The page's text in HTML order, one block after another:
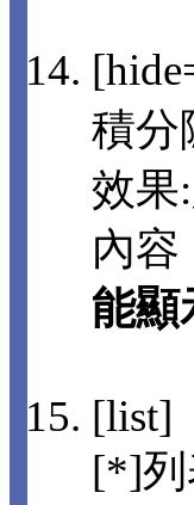
積分
效果
內容
能
[list]
[*]列